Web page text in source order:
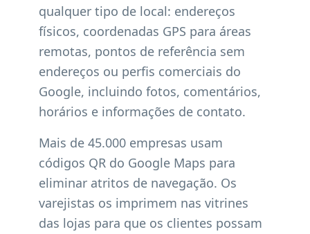
qualquer tipo de local: endereços
físicos, coordenadas GPS para áreas
remotas, pontos de referência sem
endereços ou perfis comerciais do
Google, incluindo fotos, comentários,
horários e informações de contato.
Mais de 45.000 empresas usam
códigos QR do Google Maps para
eliminar atritos de navegação. Os
varejistas os imprimem nas vitrines
das lojas para que os clientes possam